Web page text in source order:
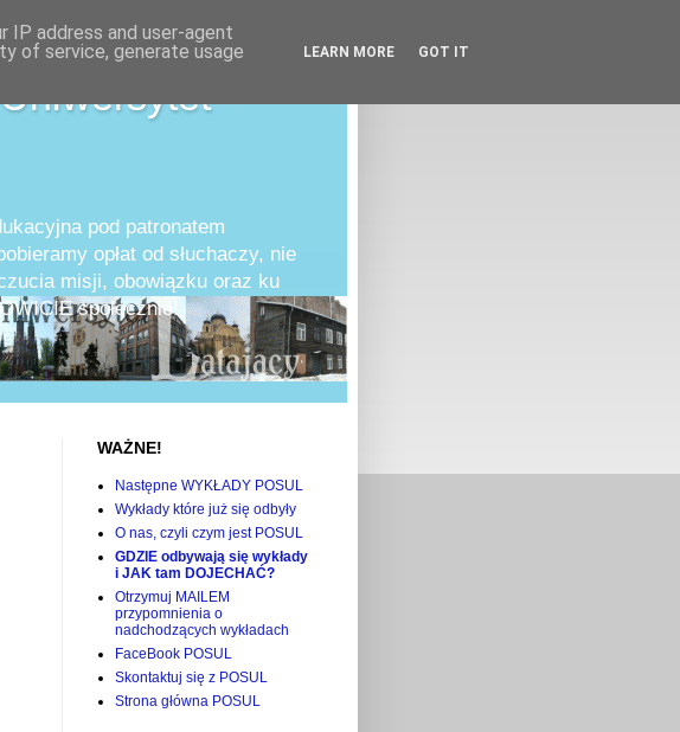
pod patronatem
opłat od słuchaczy, nie
misji, obowiązku oraz ku
społecznie!
WAŻNE!
Następne WYKŁADY POSUL
Wykłady które już się odbyły
O nas, czyli czym jest POSUL
GDZIE odbywają się wykłady
i JAK tam DOJECHAĆ?
Otrzymuj MAILEM
przypomnienia o
nadchodzących wykładach
FaceBook POSUL
Skontaktuj się z POSUL
Strona główna POSUL
IP address and user-agent
of service, generate usage
LEARN MORE GOT IT